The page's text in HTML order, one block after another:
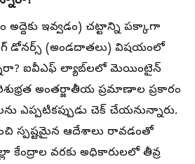
అద్దెకు ఇవ్వడం) చట్టాన్ని పక్కాగా
డోనర్స్ (అండదాతలు) విషయంలో
ఐవీఎఫ్ ల్యాబ్‌లలో మెయింటైన్
అంతర్జాతీయ ప్రమాణాల ప్రకారం
ఎప్పటికప్పుడు చెక్ చేయనున్నారు.
స్పష్టమైన ఆదేశాలు రావడంతో
వరకు అధికారులలో తీవ్ర